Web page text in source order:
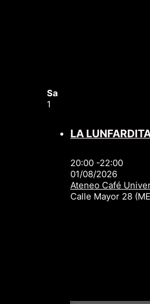
Sa
1
LA
20:00 -22:00
01/08/2026
Ateneo Café
Calle Mayor 28